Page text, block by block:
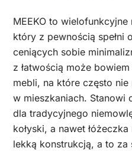
MEEKO to wielofunkcyjne
który z pewnością spełni
ceniących sobie
z łatwością może
mebli, na które często nie
w mieszkaniach. Stanowi
dla tradycyjnego
kołyski, a nawet
lekką konstrukcją, a to za